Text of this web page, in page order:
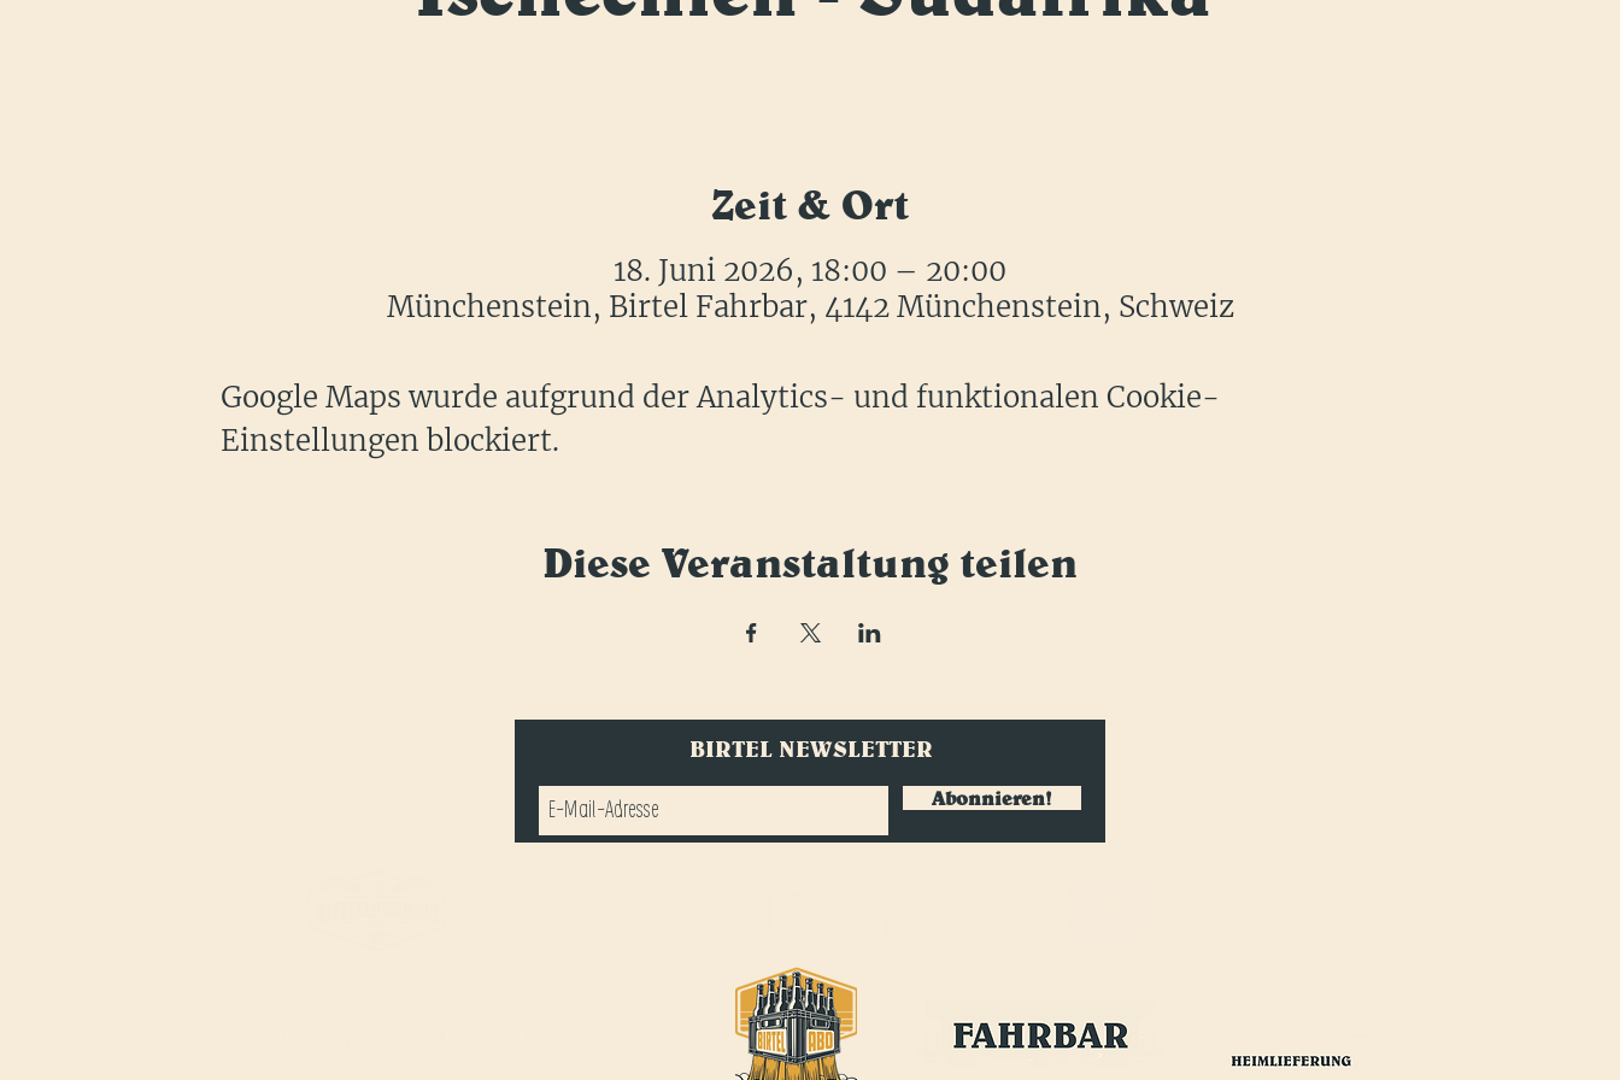
Zeit & Ort
18. Juni 2026, 18:00 – 20:00
Münchenstein, Birtel Fahrbar, 4142 Münchenstein, Schweiz
Google Maps wurde aufgrund der Analytics- und funktionalen Cookie-
Einstellungen blockiert.
Diese Veranstaltung teilen
BIRTEL NEWSLETTER
Abonnieren!